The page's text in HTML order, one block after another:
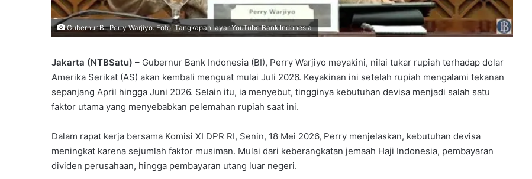
Gubernur BI, Perry Warjiyo. Foto: Tangkapan layar YouTube Bank Indonesia
Jakarta (NTBSatu) – Gubernur Bank Indonesia (BI), Perry Warjiyo meyakini, nilai tukar rupiah terhadap dolar
Amerika Serikat (AS) akan kembali menguat mulai Juli 2026. Keyakinan ini setelah rupiah mengalami tekanan
sepanjang April hingga Juni 2026. Selain itu, ia menyebut, tingginya kebutuhan devisa menjadi salah satu
faktor utama yang menyebabkan pelemahan rupiah saat ini.
Dalam rapat kerja bersama Komisi XI DPR RI, Senin, 18 Mei 2026, Perry menjelaskan, kebutuhan devisa
meningkat karena sejumlah faktor musiman. Mulai dari keberangkatan jemaah Haji Indonesia, pembayaran
dividen perusahaan, hingga pembayaran utang luar negeri.